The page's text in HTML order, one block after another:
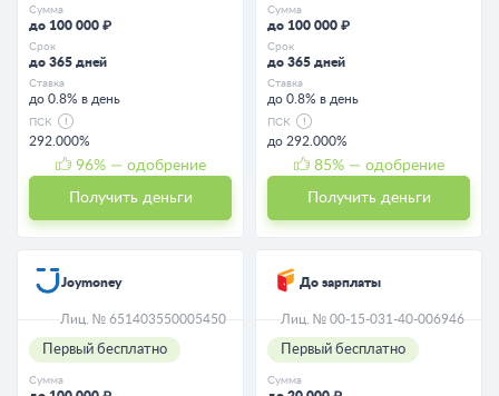
Сумма
до 100 000 ₽
Срок
до 365 дней
Ставка
до 0.8% в день
ПСК
292.000%
96% — одобрение
Получить деньги
Сумма
до 100 000 ₽
Срок
до 365 дней
Ставка
до 0.8% в день
ПСК
до 292.000%
85% — одобрение
Получить деньги
Joymoney
Лиц. № 651403550005450
Первый бесплатно
Сумма
До зарплаты
Лиц. № 00-15-031-40-006946
Первый бесплатно
Сумма